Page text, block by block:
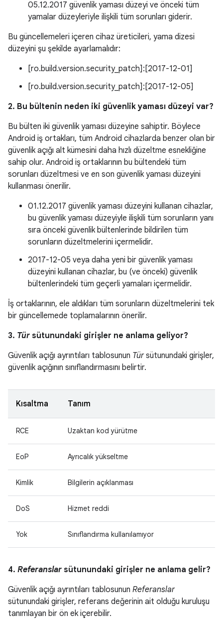
05.12.2017 güvenlik yaması düzeyi ve önceki tüm
yamalar düzeyleriyle ilişkili tüm sorunları giderir.
Bu güncellemeleri içeren cihaz üreticileri, yama dizesi
düzeyini şu şekilde ayarlamalıdır:
[ro.build.version.security_patch]:[2017-12-01]
[ro.build.version.security_patch]:[2017-12-05]
2. Bu bültenin neden iki güvenlik yaması düzeyi var?
Bu bülten iki güvenlik yaması düzeyine sahiptir. Böylece
Android iş ortakları, tüm Android cihazlarda benzer olan bir
güvenlik açığı alt kümesini daha hızlı düzeltme esnekliğine
sahip olur. Android iş ortaklarının bu bültendeki tüm
sorunları düzeltmesi ve en son güvenlik yaması düzeyini
kullanması önerilir.
01.12.2017 güvenlik yaması düzeyini kullanan cihazlar,
bu güvenlik yaması düzeyiyle ilişkili tüm sorunların yanı
sıra önceki güvenlik bültenlerinde bildirilen tüm
sorunların düzeltmelerini içermelidir.
2017-12-05 veya daha yeni bir güvenlik yaması
düzeyini kullanan cihazlar, bu (ve önceki) güvenlik
bültenlerindeki tüm geçerli yamaları içermelidir.
İş ortaklarının, ele aldıkları tüm sorunların düzeltmelerini tek
bir güncellemede toplamalarının önerilir.
3. Tür sütunundaki girişler ne anlama geliyor?
Güvenlik açığı ayrıntıları tablosunun Türsütunundaki girişler,
güvenlik açığının sınıflandırmasını belirtir.
Kısaltma Tanım
RCE Uzaktan kod yürütme
EoP Ayrıcalık yükseltme
Kimlik Bilgilerin açıklanması
DoS Hizmet reddi
Yok Sınıflandırma kullanılamıyor
4. Referanslar sütunundaki girişler ne anlama gelir?
Güvenlik açığı ayrıntıları tablosunun Referanslar
sütunundaki girişler, referans değerinin ait olduğu kuruluşu
tanımlayan bir ön ek içerebilir.